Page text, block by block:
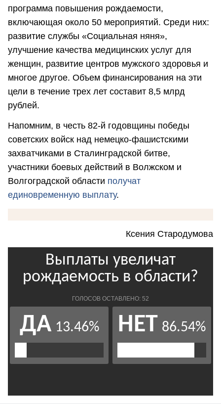
программа повышения рождаемости,
включающая около 50 мероприятий. Среди них:
развитие службы «Социальная няня»,
улучшение качества медицинских услуг для
женщин, развитие центров мужского здоровья и
многое другое. Объем финансирования на эти
цели в течение трех лет составит 8,5 млрд
рублей.
Напомним, в честь 82-й годовщины победы
советских войск над немецко-фашистскими
захватчиками в Сталинградской битве,
участники боевых действий в Волжском и
Волгоградской области получат
единовременную выплату.
Ксения Стародумова